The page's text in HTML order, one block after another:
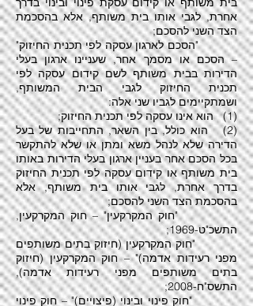
אחרת, לגבי אותו בית משותף, אלא בהסכמת
הצד השני להסכם;
"הסכם לארגון עסקה לפי תכנית החיזוק"
– הסכם או מסמך אחר, שעניינו ארגון בעלי
הדירות בבית משותף לשם קידום עסקה לפי
תכנית החיזוק לגבי הבית המשותף,
ושמתקיימים לגביו שני אלה:
(1) הוא אינו עסקה לפי תכנית החיזוק;
(2) הוא כולל, בין השאר, התחייבות של בעל
הדירה שלא לנהל משא ומתן או שלא להתקשר
בכל הסכם אחר בעניין ארגון בעלי הדירות באותו
בית משותף או קידום עסקה לפי תכנית החיזוק
בדרך אחרת, לגבי אותו בית משותף, אלא
בהסכמת הצד השני להסכם;
"חוק המקרקעין" – חוק המקרקעין,
התשכ"ט-1969;
"חוק המקרקעין (חיזוק בתים משותפים
מפני רעידות אדמה)" – חוק המקרקעין (חיזוק
בתים משותפים מפני רעידות אדמה),
התשס"ח-2008;
"חוק פינוי ובינוי (פיצויים)" – חוק פינוי